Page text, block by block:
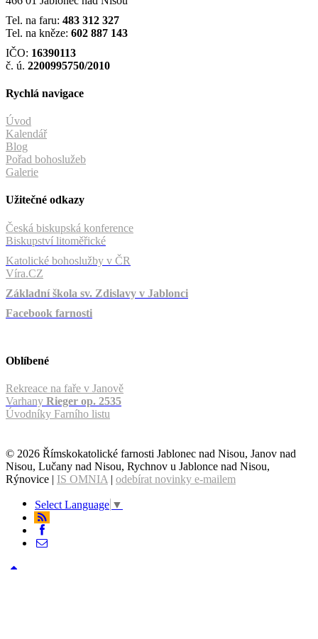
Tel. na faru: 483 312 327
Tel. na kněze: 602 887 143
IČO: 16390113
č. ú. 2200995750/2010
Rychlá navigace
Úvod
Kalendář
Blog
Pořad bohoslužeb
Galerie
Užitečné odkazy
Česká biskupská konference
Biskupství litoměřické
Katolické bohoslužby v ČR
Víra.CZ
Základní škola sv. Zdislavy v Jablonci
Facebook farnosti
Oblíbené
Rekreace na faře v Janově
Varhany Rieger op. 2535
Úvodníky Farního listu
© 2026 Římskokatolické farnosti Jablonec nad Nisou, Janov nad
Nisou, Lučany nad Nisou, Rychnov u Jablonce nad Nisou,
Rýnovice | IS OMNIA | odebírat novinky e-mailem
Select Language ▼